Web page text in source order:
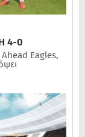
4-0
Eagles,